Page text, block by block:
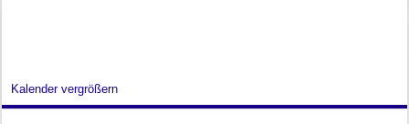
Kalender vergrößern